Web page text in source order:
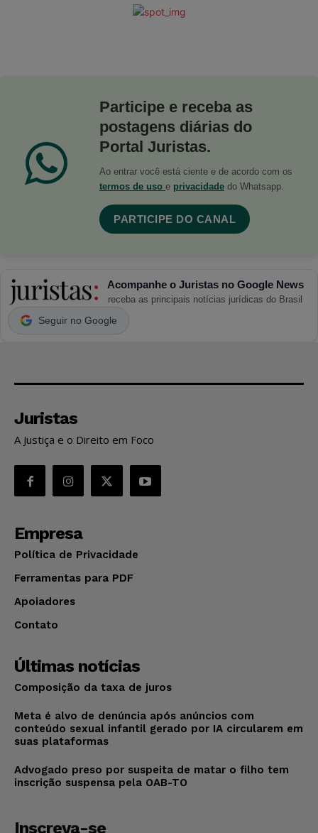
Participe e receba as
postagens diárias do
Portal Juristas.
Ao entrar você está ciente e de acordo com os
termos de uso e privacidade do Whatsapp.
PARTICIPE DO CANAL
Acompanhe o Juristas no Google News
receba as principais notícias jurídicas do Brasil
Seguir no Google
Juristas
A Justiça e o Direito em Foco
Empresa
Política de Privacidade
Ferramentas para PDF
Apoiadores
Contato
Últimas notícias
Composição da taxa de juros
Meta é alvo de denúncia após anúncios com
conteúdo sexual infantil gerado por IA circularem em
suas plataformas
Advogado preso por suspeita de matar o filho tem
inscrição suspensa pela OAB-TO
Inscreva-se